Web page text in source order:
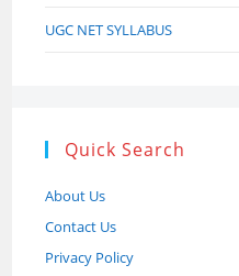
UGC NET SYLLABUS
Quick Search
About Us
Contact Us
Privacy Policy